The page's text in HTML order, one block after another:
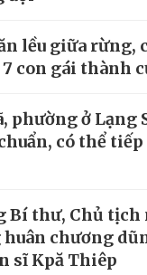
lều giữa rừng,
con gái thành
phường ở Lạng
có thể tiếp
Bí thư, Chủ tịch
huân chương
sĩ Kpă Thiêp